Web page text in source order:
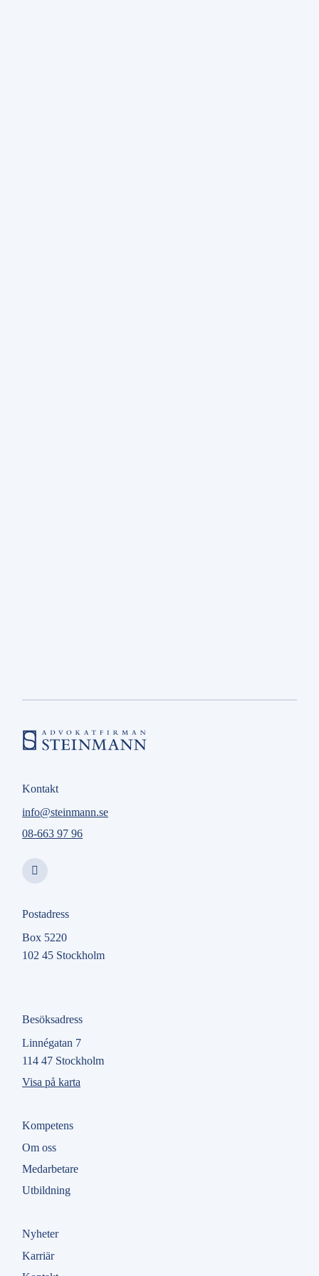
Kontakt
info@steinmann.se
08-663 97 96
Postadress
Box 5220
102 45 Stockholm
Besöksadress
Linnégatan 7
114 47 Stockholm
Visa på karta
Kompetens
Om oss
Medarbetare
Utbildning
Nyheter
Karriär